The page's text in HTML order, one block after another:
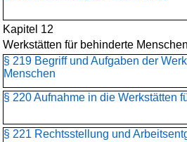
Kapitel 12
Werkstätten für behinderte Menschen
§ 219 Begriff und Aufgaben der
Menschen
§ 220 Aufnahme in die Werkstätten
§ 221 Rechtsstellung und